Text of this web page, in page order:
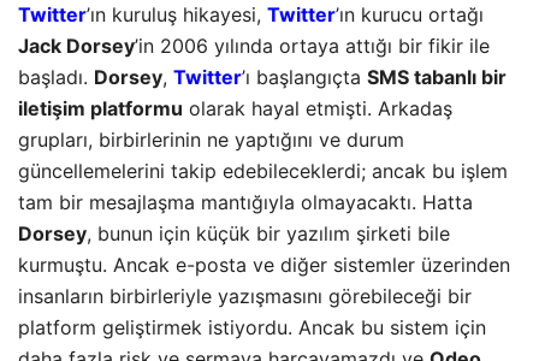
Twitter’ın kuruluş hikayesi, Twitter’ın kurucu ortağı
Jack Dorsey’in 2006 yılında ortaya attığı bir fikir ile
başladı. Dorsey, Twitter’ı başlangıçta SMS tabanlı bir
iletişim platformu olarak hayal etmişti. Arkadaş
grupları, birbirlerinin ne yaptığını ve durum
güncellemelerini takip edebileceklerdi; ancak bu işlem
tam bir mesajlaşma mantığıyla olmayacaktı. Hatta
Dorsey, bunun için küçük bir yazılım şirketi bile
kurmuştu. Ancak e-posta ve diğer sistemler üzerinden
insanların birbirleriyle yazışmasını görebileceği bir
platform geliştirmek istiyordu. Ancak bu sistem için